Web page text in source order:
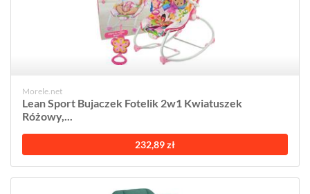
Morele.net
Lean Sport Bujaczek Fotelik 2w1 Kwiatuszek
Różowy,...
232,89 zł